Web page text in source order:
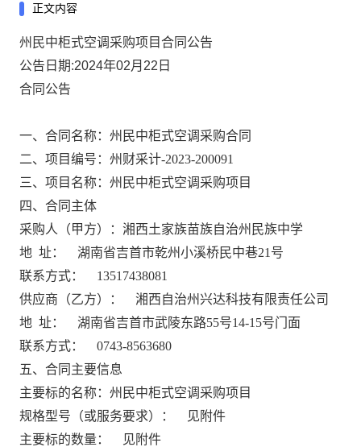
正文内容
州民中柜式空调采购项目合同公告
公告日期:2024年02月22日
合同公告
一、合同名称： 州民中柜式空调采购合同
二、 项目编号： 州财采计-2023-200091
三、项目名称： 州民中柜式空调采购项目
四、合同主体
采购人（甲方）： 湘西土家族苗族自治州民族中学
地 址： 湖南省吉首市乾州小溪桥民中巷21号
联系方式：
13517438081
供应商（乙方）：
湘西自治州兴达科技有限责任公司
地 址： 湖南省吉首市武陵东路55号14-15号门面
联系方式：
0743-8563680
五、合同主要信息
主要标的名称： 州民中柜式空调采购项目
规格型号（或服务要求）：
见附件
主要标的数量：
见附件